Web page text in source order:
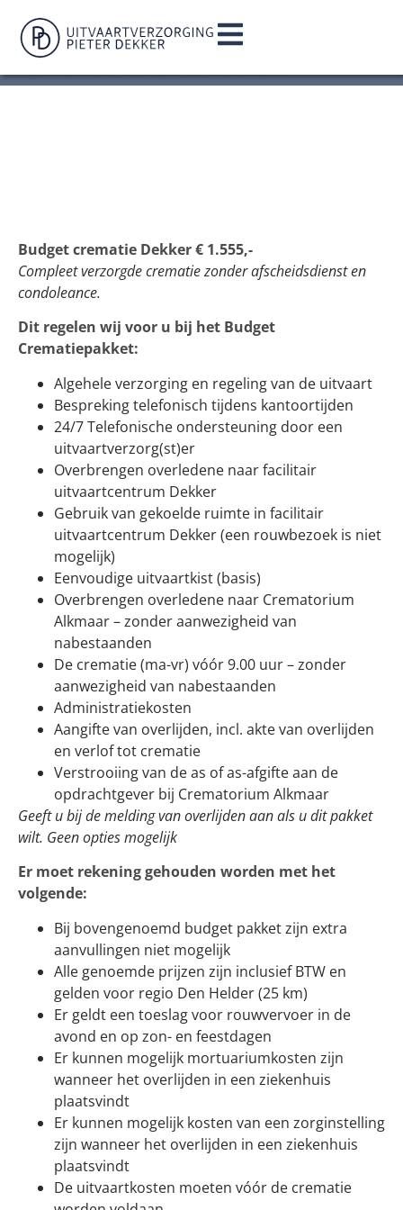
BUDGET
CREMATIEPAKKET
Budget crematie Dekker € 1.555,-
Compleet verzorgde crematie zonder afscheidsdienst en
condoleance.
Dit regelen wij voor u bij het Budget
Crematiepakket:
Algehele verzorging en regeling van de uitvaart
Bespreking telefonisch tijdens kantoortijden
24/7 Telefonische ondersteuning door een
uitvaartverzorg(st)er
Overbrengen overledene naar facilitair
uitvaartcentrum Dekker
Gebruik van gekoelde ruimte in facilitair
uitvaartcentrum Dekker (een rouwbezoek is niet
mogelijk)
Eenvoudige uitvaartkist (basis)
Overbrengen overledene naar Crematorium
Alkmaar – zonder aanwezigheid van
nabestaanden
De crematie (ma-vr) vóór 9.00 uur – zonder
aanwezigheid van nabestaanden
Administratiekosten
Aangifte van overlijden, incl. akte van overlijden
en verlof tot crematie
Verstrooiing van de as of as-afgifte aan de
opdrachtgever bij Crematorium Alkmaar
Geeft u bij de melding van overlijden aan als u dit pakket
wilt. Geen opties mogelijk
Er moet rekening gehouden worden met het
volgende:
Bij bovengenoemd budget pakket zijn extra
aanvullingen niet mogelijk
Alle genoemde prijzen zijn inclusief BTW en
gelden voor regio Den Helder (25 km)
Er geldt een toeslag voor rouwvervoer in de
avond en op zon- en feestdagen
Er kunnen mogelijk mortuariumkosten zijn
wanneer het overlijden in een ziekenhuis
plaatsvindt
Er kunnen mogelijk kosten van een zorginstelling
zijn wanneer het overlijden in een ziekenhuis
plaatsvindt
De uitvaartkosten moeten vóór de crematie